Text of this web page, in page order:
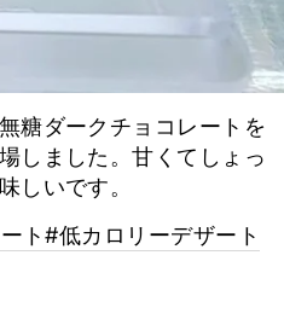
糖ダークチョコレートを
しました。甘くてしょっ
しいです。
ト#低カロリーデザート